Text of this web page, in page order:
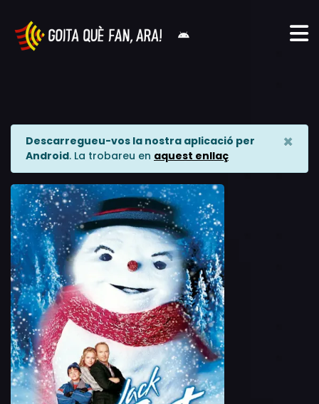
Descarregueu-vos la nostra aplicació per
Android. La trobareu en aquest enllaç
×